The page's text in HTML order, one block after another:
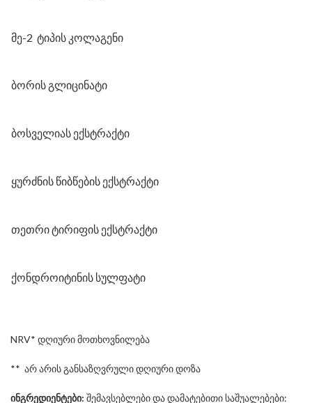
მე-2 ტიპის კოლაგენი
ბორის გლიცინატი
ბოსველიას ექსტრაქტი
ყურძნის წიბწების ექსტრაქტი
თეთრი ტირიფის ექსტრაქტი
ქონდროიტინის სულფატი
NRV* დღიური მოთხოვნილება
** არ არის განსაზღვრული დღიური დოზა
ინგრედიენტები: შემავსებლები და დამატებითი საშუალებები: